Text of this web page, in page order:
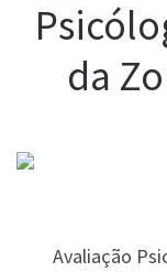
da
Avaliação